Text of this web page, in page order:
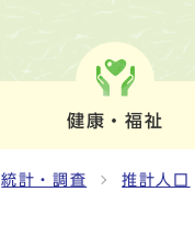
健康・福祉
統計・調査 推計人口